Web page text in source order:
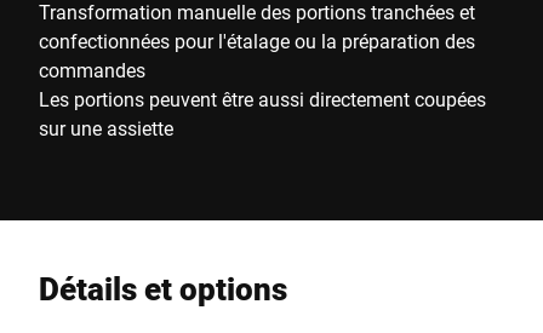
Transformation manuelle des portions tranchées et
confectionnées pour l'étalage ou la préparation des
commandes
Les portions peuvent être aussi directement coupées
sur une assiette
Détails et options